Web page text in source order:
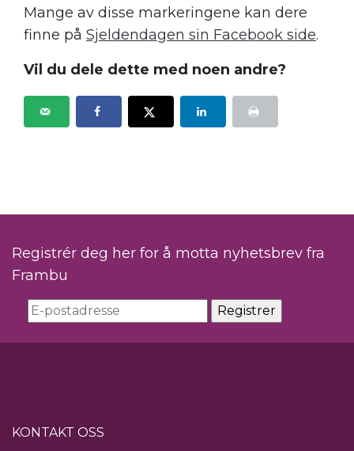
Mange av disse markeringene kan dere
finne på Sjeldendagen sin Facebook side.
Vil du dele dette med noen andre?
Registrér deg her for å motta nyhetsbrev fra
Frambu
KONTAKT OSS